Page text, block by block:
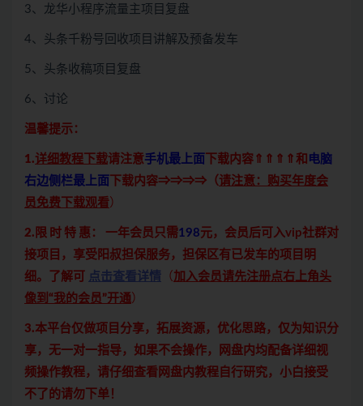
3、龙华小程序流量主项目复盘
4、头条千粉号回收项目讲解及预备发车
5、头条收稿项目复盘
6、讨论
温馨提示：
1.详细教程下载请注意手机最上面 下载内容⇑⇑⇑⇑和 电脑
右边侧栏最上面
下载内容⇒⇒⇒⇒（请注意：购买年度会
员免费下载观看）
2.限 时 特 惠： 一年会员只需198元，会员后可入vip社群对
接项目，享受阳叔担保服务，担保区有已发车的项目明
细。了解可
点击查看详情 （ 加入会员请先注册点右上角头
像到“我的会员”开通 ）
3.本平台仅做项目分享，拓展资源，优化思路，仅为知识分
享，无一对一指导，如果不会操作，网盘内均配备详细视
频操作教程，请仔细查看网盘内教程自行研究，小白接受
不了的请勿下单！